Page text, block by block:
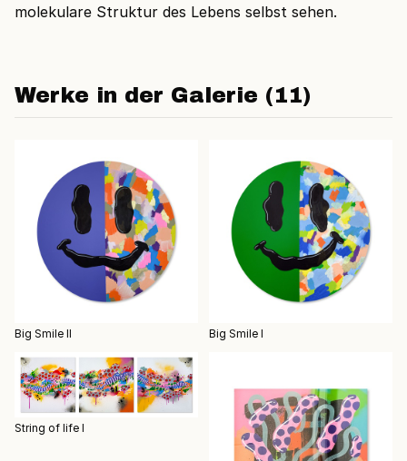
molekulare Struktur des Lebens selbst sehen.
Werke in der Galerie (11)
Big Smile II Big Smile I
String of life I